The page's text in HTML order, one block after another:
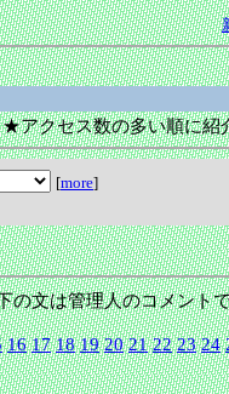
★アクセス数の多い順に紹
[more]
の文は管理人のコメント
16 17 18 19 20 21 22 23 24